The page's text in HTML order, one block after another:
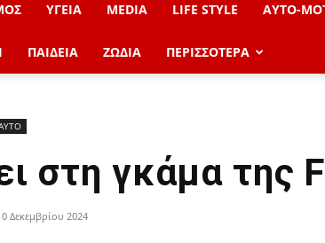
ΥΓΕΙΑ MEDIA LIFE STYLE AYTO-
ΠΑΙΔΕΙΑ ΖΩΔΙΑ ΠΕΡΙΣΣΟΤΕΡΑ
στη γκάμα της
Δεκεμβρίου 2024